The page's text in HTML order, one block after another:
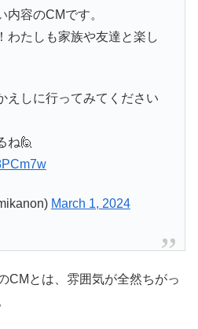
容のCMです。
わたしも家族や友達と楽し
えしに行ってみてください
ね🙋
March 1, 2024
CMとは、雰囲気が全然ちがっ